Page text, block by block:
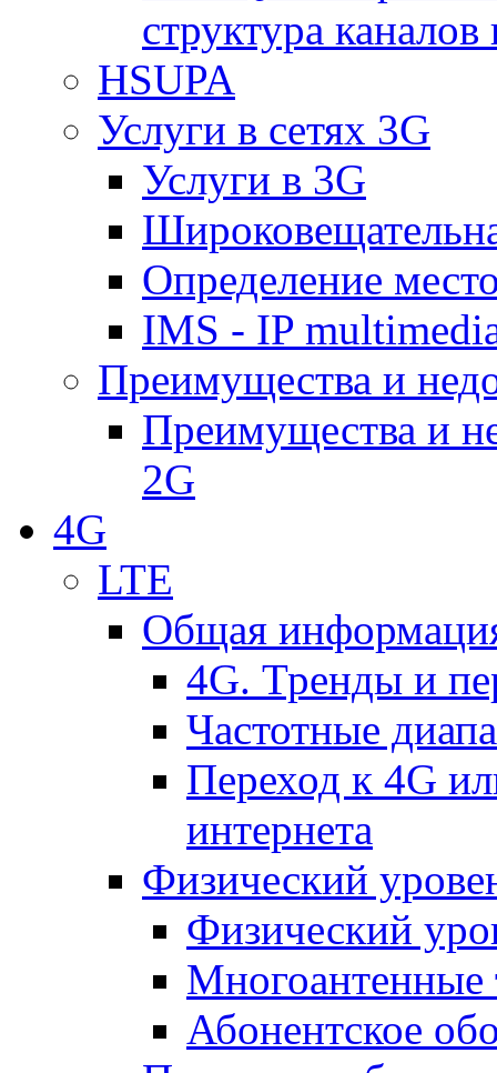
структура
HSUPA
Услуги в сетях 3G
Услуги в 3G
Определение
IMS - IP
Преимущества и
Преимущества и
2G
4G
LTE
Общая
4G. Тренды и
Частотные
Переход к 4G
интернета
Физический
Физический
Многоантенные
Абонентское